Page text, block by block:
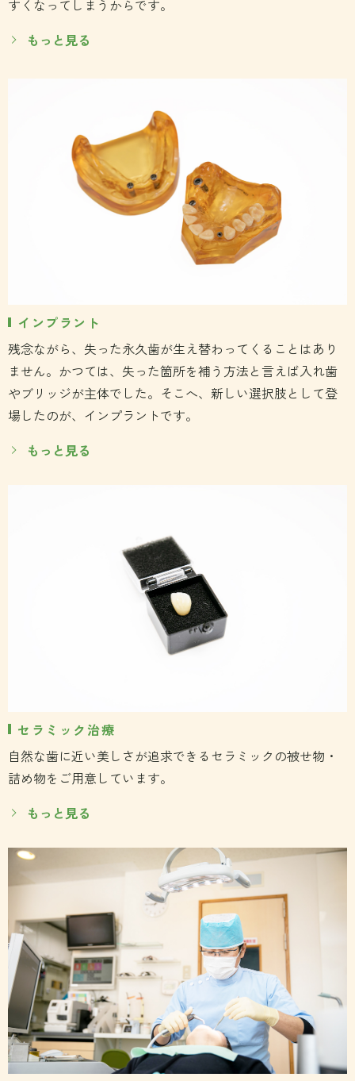
すくなってしまうからです。
もっと見る
インプラント
残念ながら、失った永久歯が生え替わってくることはあり
ません。かつては、失った箇所を補う方法と言えば入れ歯
やブリッジが主体でした。そこへ、新しい選択肢として登
場したのが、インプラントです。
もっと見る
セラミック治療
自然な歯に近い美しさが追求できるセラミックの被せ物・
詰め物をご用意しています。
もっと見る